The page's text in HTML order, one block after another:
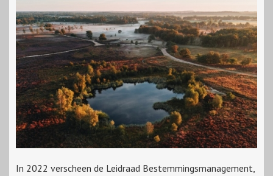
In 2022 verscheen de Leidraad Bestemmingsmanagement,